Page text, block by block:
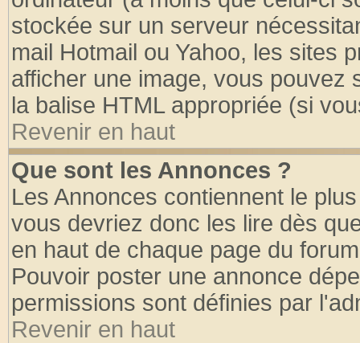
stockée sur un serveur
mail Hotmail ou Yahoo, les sites
afficher une image, vous pouvez
la balise HTML appropriée (si
Revenir en haut
Que sont les Annonces ?
Les Annonces contiennent le
vous devriez donc les lire dès
en haut de chaque page du
Pouvoir poster une annonce
permissions sont définies par
Revenir en haut